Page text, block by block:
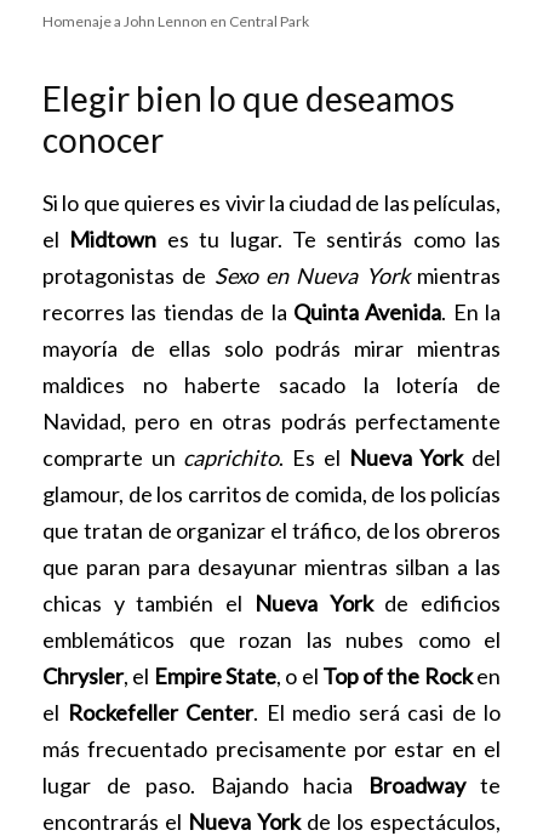
Homenaje a John Lennon en Central Park
Elegir bien lo que deseamos
conocer
Si lo que quieres es vivir la ciudad de las películas,
el Midtown es tu lugar. Te sentirás como las
protagonistas de Sexo en Nueva Yorkmientras
recorres las tiendas de la Quinta Avenida. En la
mayoría de ellas solo podrás mirar mientras
maldices no haberte sacado la lotería de
Navidad, pero en otras podrás perfectamente
comprarte un caprichito. Es el Nueva Yorkdel
glamour, de los carritos de comida, de los policías
que tratan de organizar el tráfico, de los obreros
que paran para desayunar mientras silban a las
chicas y también el Nueva Yorkde edificios
emblemáticos que rozan las nubes como el
Chrysler, el Empire State, o el Top of the Rocken
el Rockefeller Center. El medio será casi de lo
más frecuentado precisamente por estar en el
lugar de paso. Bajando hacia
Broadwayte
encontrarás el Nueva Yorkde los espectáculos,